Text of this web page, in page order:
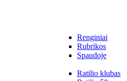
Renginiai
Rubrikos
Spaudoje
Ratilio klubas